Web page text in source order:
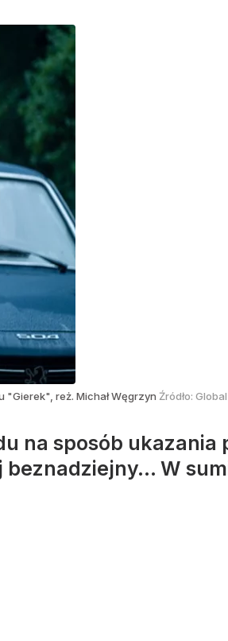
"Gierek", reż. Michał Węgrzyn Źródło:
na sposób ukazania
W